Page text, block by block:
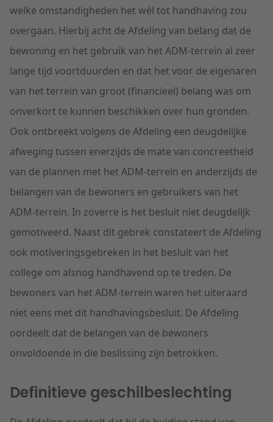
welke omstandigheden het wél tot handhaving zou
overgaan. Hierbij acht de Afdeling van belang dat de
bewoning en het gebruik van het ADM-terrein al zeer
lange tijd voortduurden en dat het voor de eigenaren
van het terrein van groot (financieel) belang was om
onverkort te kunnen beschikken over hun gronden.
Ook ontbreekt volgens de Afdeling een deugdelijke
afweging tussen enerzijds de mate van concreetheid
van de plannen met het ADM-terrein en anderzijds de
belangen van de bewoners en gebruikers van het
ADM-terrein. In zoverre is het besluit niet deugdelijk
gemotiveerd. Naast dit gebrek constateert de Afdeling
ook motiveringsgebreken in het besluit van het
college om alsnog handhavend op te treden. De
bewoners van het ADM-terrein waren het uiteraard
niet eens met dit handhavingsbesluit. De Afdeling
oordeelt dat de belangen van de bewoners
onvoldoende in die beslissing zijn betrokken.
Definitieve geschilbeslechting